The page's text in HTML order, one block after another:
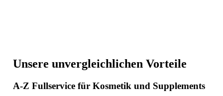
Unsere unvergleichlichen Vorteile
A-Z Fullservice für Kosmetik und Supplements